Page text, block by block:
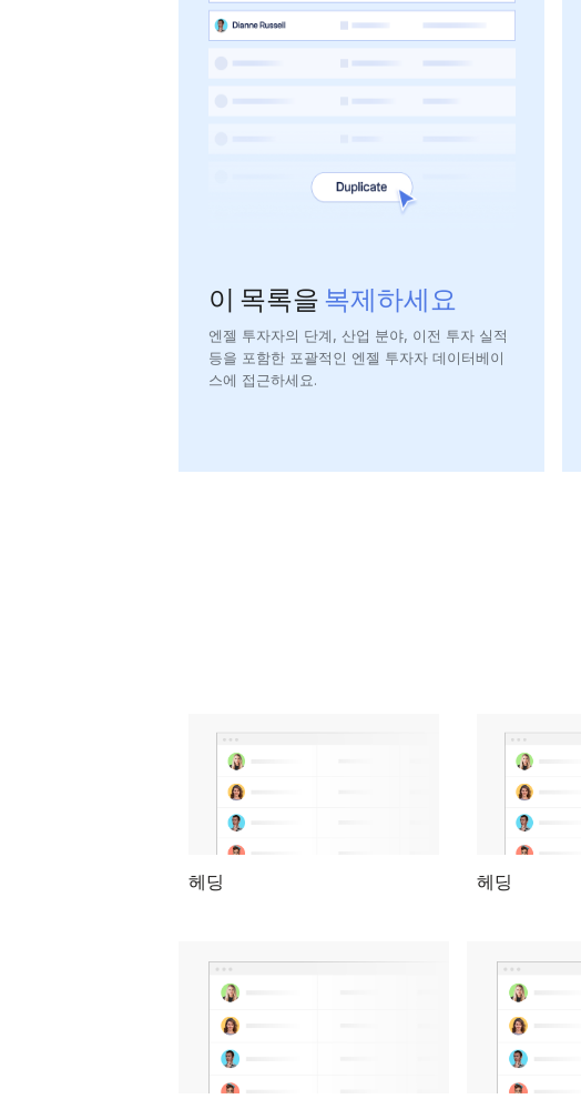
이 목록을 복제하세요
엔젤 투자자의 단계, 산업 분야, 이전 투자 실적
등을 포함한 포괄적인 엔젤 투자자 데이터베이
스에 접근하세요.
헤딩 헤딩